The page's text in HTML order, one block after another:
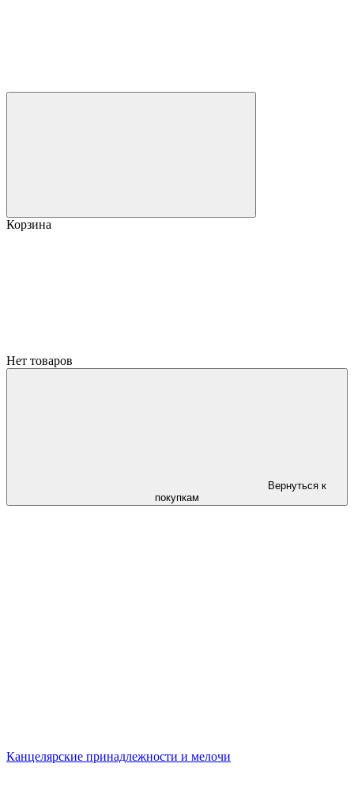
Корзина
Нет товаров
Вернуться к
покупкам
Канцелярские принадлежности и мелочи